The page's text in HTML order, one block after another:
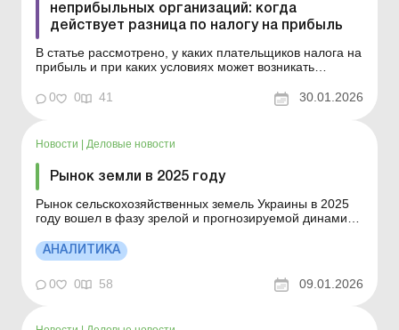
неприбыльных организаций: когда
действует разница по налогу на прибыль
В статье рассмотрено, у каких плательщиков налога на
прибыль и при каких условиях может возникать
неприбыльных организаций, а также на примерах
показано, как вычислить сумму такой разницы. Серия
0 0 41 30.01.2026
Новости | Деловые новости
Рынок земли в 2025 году
Рынок сельскохозяйственных земель Украины в 2025
году вошел в фазу зрелой и прогнозируемой динамики:
Больше по теме: Приобретение земельного участка на
аукционе: включать ли стоимость услуг нотариуса и
аукциона в первоначальную стоимость земли...
АНАЛИТИКА
0 0 58 09.01.2026